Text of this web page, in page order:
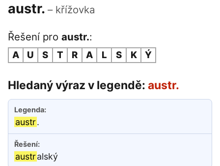
austr. – křížovka
Řešení pro austr.:
A U S T R A L S K Ý
Hledaný výraz v legendě: austr.
austr.
australský